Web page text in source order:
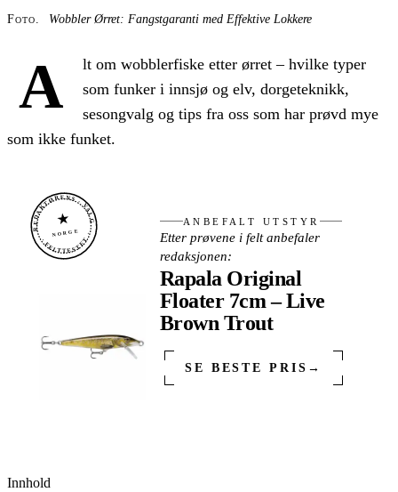
Foto. Wobbler Ørret: Fangstgaranti med Effektive Lokkere
A
lt om wobblerfiske etter ørret – hvilke typer
som funker i innsjø og elv, dorgeteknikk,
sesongvalg og tips fra oss som har prøvd mye
som ikke funket.
REDAKTØRENS · VALG
· FELTTESTET ·
★
NORGE
ANBEFALT UTSTYR
Etter prøvene i felt anbefaler
redaksjonen:
Rapala Original
Floater 7cm – Live
Brown Trout
SE BESTE PRIS →
Innhold